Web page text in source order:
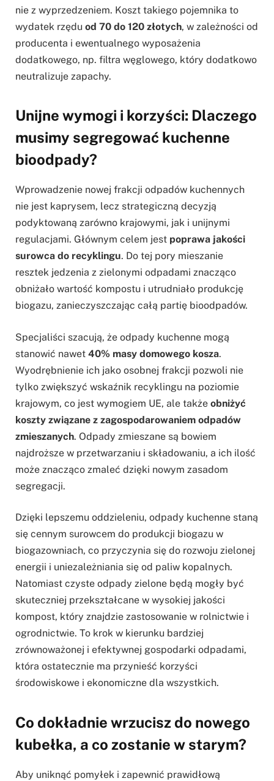
nie z wyprzedzeniem. Koszt takiego pojemnika to
wydatek rzędu od 70 do 120 złotych, w zależności od
producenta i ewentualnego wyposażenia
dodatkowego, np. filtra węglowego, który dodatkowo
neutralizuje zapachy.
Unijne wymogi i korzyści: Dlaczego
musimy segregować kuchenne
bioodpady?
Wprowadzenie nowej frakcji odpadów kuchennych
nie jest kaprysem, lecz strategiczną decyzją
podyktowaną zarówno krajowymi, jak i unijnymi
regulacjami. Głównym celem jest poprawa jakości
surowca do recyklingu. Do tej pory mieszanie
resztek jedzenia z zielonymi odpadami znacząco
obniżało wartość kompostu i utrudniało produkcję
biogazu, zanieczyszczając całą partię bioodpadów.
Specjaliści szacują, że odpady kuchenne mogą
stanowić nawet 40% masy domowego kosza.
Wyodrębnienie ich jako osobnej frakcji pozwoli nie
tylko zwiększyć wskaźnik recyklingu na poziomie
krajowym, co jest wymogiem UE, ale także obniżyć
koszty związane z zagospodarowaniem odpadów
zmieszanych. Odpady zmieszane są bowiem
najdroższe w przetwarzaniu i składowaniu, a ich ilość
może znacząco zmaleć dzięki nowym zasadom
segregacji.
Dzięki lepszemu oddzieleniu, odpady kuchenne staną
się cennym surowcem do produkcji biogazu w
biogazowniach, co przyczynia się do rozwoju zielonej
energii i uniezależniania się od paliw kopalnych.
Natomiast czyste odpady zielone będą mogły być
skuteczniej przekształcane w wysokiej jakości
kompost, który znajdzie zastosowanie w rolnictwie i
ogrodnictwie. To krok w kierunku bardziej
zrównoważonej i efektywnej gospodarki odpadami,
która ostatecznie ma przynieść korzyści
środowiskowe i ekonomiczne dla wszystkich.
Co dokładnie wrzucisz do nowego
kubełka, a co zostanie w starym?
Aby uniknąć pomyłek i zapewnić prawidłową